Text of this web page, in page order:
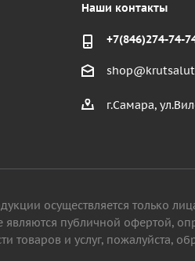
Наши контакты
+7(846)274-74-
г.Самара,
осуществляется только
публичной офертой,
и услуг, пожалуйста,